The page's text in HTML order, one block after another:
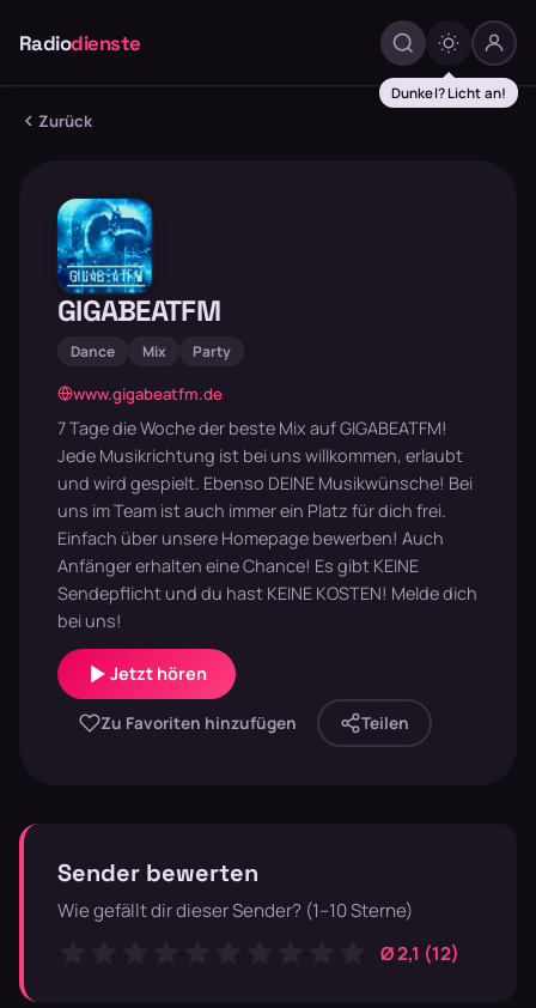
Radiodienste
Dunkel? Licht an!
Zurück
GIGABEATFM
Dance Mix Party
www.gigabeatfm.de
7 Tage die Woche der beste Mix auf GIGABEATFM!
Jede Musikrichtung ist bei uns willkommen, erlaubt
und wird gespielt. Ebenso DEINE Musikwünsche! Bei
uns im Team ist auch immer ein Platz für dich frei.
Einfach über unsere Homepage bewerben! Auch
Anfänger erhalten eine Chance! Es gibt KEINE
Sendepflicht und du hast KEINE KOSTEN! Melde dich
bei uns!
Jetzt hören
Zu Favoriten hinzufügen Teilen
Sender bewerten
Wie gefällt dir dieser Sender? (1–10 Sterne)
Ø 2,1 (12)